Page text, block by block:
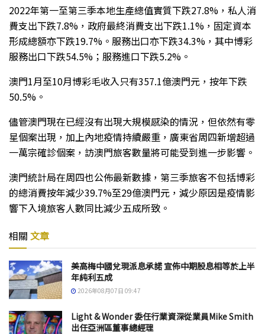
2022年第一至第三季本地生產總值實質下跌27.8%，私人消
費支出下跌7.8%，政府最終消費支出下跌1.1%，固定資本
形成總額亦下跌19.7%。服務出口亦下跌34.3%，其中博彩
服務出口下跌54.5%；服務進口下跌5.2%。
澳門1月至10月博彩毛收入只有357.1億澳門元，按年下跌
50.5%。
儘管澳門現在已經沒有出現大規模感染的情況，但依然有零
星個案出現，加上內地疫情持續嚴重，廣東省周四新增超過
一萬宗確診個案，訪澳門旅客數量將可能受到進一步影響。
澳門統計局在周四也公佈最新數據，第三季旅客不包括博彩
的總消費按年減少39.7%至29億澳門元，減少原因是疫情影
響下入境旅客人數同比減少五成所致。
相關 文章
美高梅中國兌現派息承諾 宣佈中期股息相等於上半
年純利五成
2026年08月07日 09:47
Light & Wonder 委任行業資深從業員Mike Smith
出任亞洲區董事總經理